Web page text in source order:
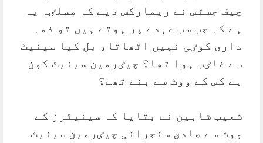
چیف جسٹس نے ریمارکس دیے کہ مسلٸہ یہ
ہے کہ جب سب عہدے پر ہوتے ہیں تو ذمہ
داری کوٸی نہیں اٹھاتا، بل کیا سینیٹ
سے غاٸب ہوا تھا؟ چیٸرمین سینیٹ کون
ہے کس کے ووٹ سے بنے تھے؟
شعیب شاہین نے بتایا کہ سینیٹرز کے
ووٹ سے صادق سنجرانی چیٸرمین سینیٹ